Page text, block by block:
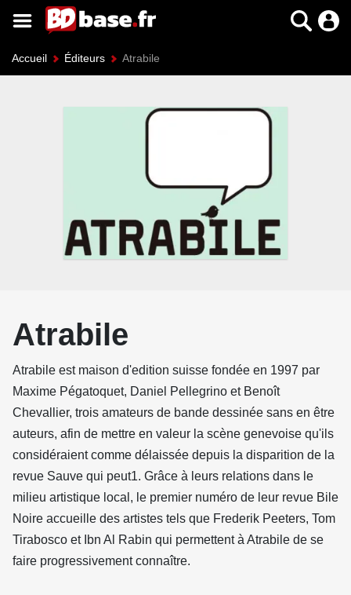
Accueil Éditeurs Atrabile
Atrabile
Atrabile est maison d'edition suisse fondée en 1997 par
Maxime Pégatoquet, Daniel Pellegrino et Benoît
Chevallier, trois amateurs de bande dessinée sans en être
auteurs, afin de mettre en valeur la scène genevoise qu'ils
considéraient comme délaissée depuis la disparition de la
revue Sauve qui peut1. Grâce à leurs relations dans le
milieu artistique local, le premier numéro de leur revue Bile
Noire accueille des artistes tels que Frederik Peeters, Tom
Tirabosco et Ibn Al Rabin qui permettent à Atrabile de se
faire progressivement connaître.